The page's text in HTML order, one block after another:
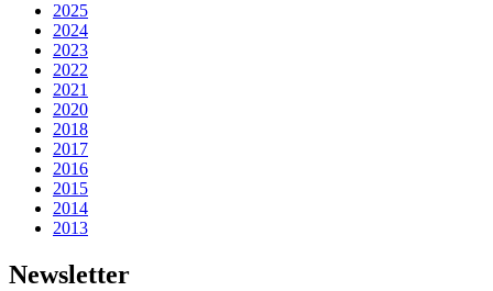
2025
2024
2023
2022
2021
2020
2018
2017
2016
2015
2014
2013
Newsletter